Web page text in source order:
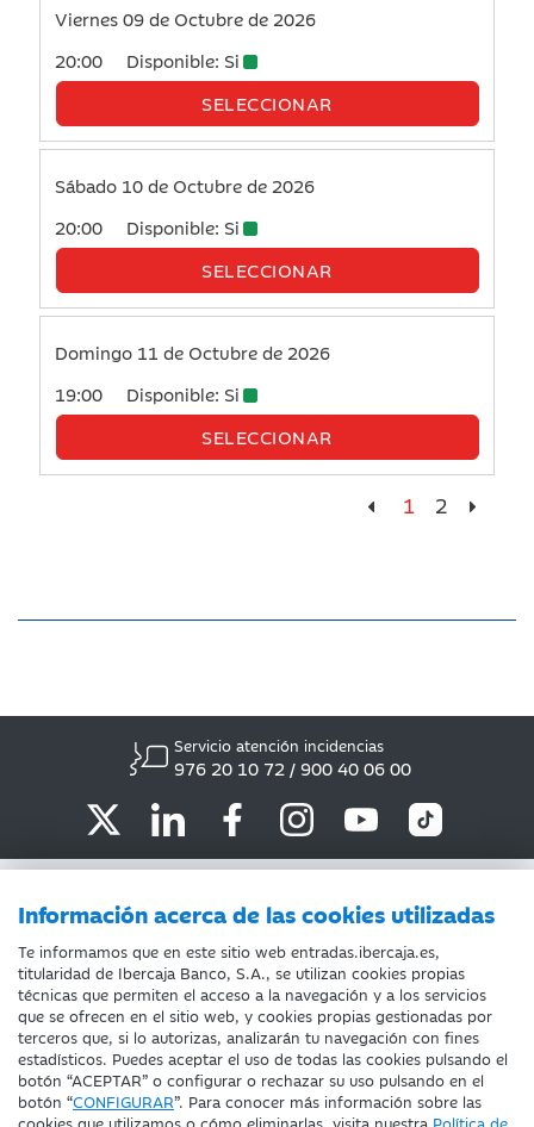
Información acerca de las cookies utilizadas
Te informamos que en este sitio web entradas.ibercaja.es,
titularidad de Ibercaja Banco, S.A., se utilizan cookies propias
técnicas que permiten el acceso a la navegación y a los servicios
que se ofrecen en el sitio web, y cookies propias gestionadas por
terceros que, si lo autorizas, analizarán tu navegación con fines
estadísticos. Puedes aceptar el uso de todas las cookies pulsando el
botón “ACEPTAR” o configurar o rechazar su uso pulsando en el
botón “CONFIGURAR”. Para conocer más información sobre las
cookies que utilizamos o cómo eliminarlas, visita nuestra Política de
Servicio atención incidencias
976 20 10 72 / 900 40 06 00
INFORMACIÓN COMERCIAL IBERCAJA
AVISO LEGAL
Fecha de Edición: 07/08/2026
©Ibercaja Banco, S.A. - IBERCAJA - NIF A-99319030 R.M. de